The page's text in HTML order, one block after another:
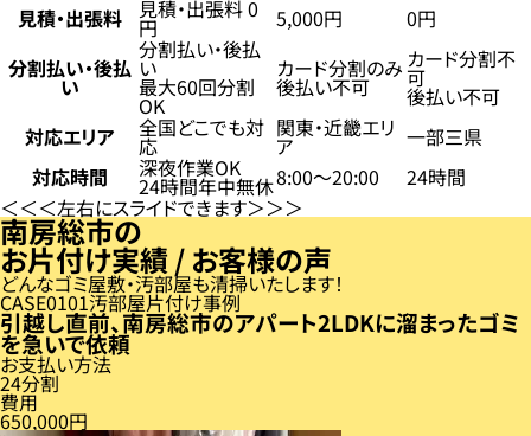
見積・出張料
見積・出張料 0
円 5,000円
0円
分割払い・後払
い
分割払い・後払
い
最大60回分割
OK
カード分割のみ
後払い不可
カード分割不
可
後払い不可
対応エリア
全国どこでも対
応
関東・近畿エリ
ア
一部三県
対応時間
深夜作業OK
24時間年中無休8:00〜20:00
24時間
左右にスライドできます
南房総市の
お片付け実績 / お客様の声
どんなゴミ屋敷・汚部屋も清掃いたします！
CASE 01汚部屋片付け事例
引越し直前、南房総市のアパート2LDKに溜まったゴミ
を急いで依頼
お支払い方法
24分割
費用
650,000円